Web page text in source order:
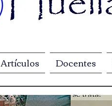
Artículos Docentes